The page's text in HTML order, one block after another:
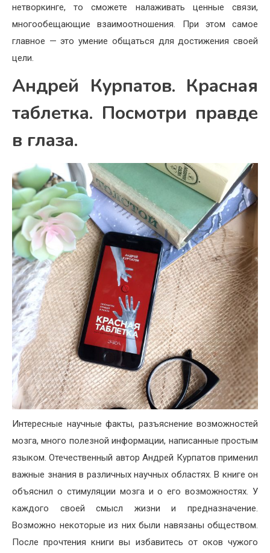
нетворкинге, то сможете налаживать ценные связи,
многообещающие взаимоотношения. При этом самое
главное — это умение общаться для достижения своей
цели.
Андрей Курпатов. Красная
таблетка. Посмотри правде
в глаза.
Интересные научные факты, разъяснение возможностей
мозга, много полезной информации, написанные простым
языком. Отечественный автор Андрей Курпатов применил
важные знания в различных научных областях. В книге он
объяснил о стимуляции мозга и о его возможностях. У
каждого своей смысл жизни и предназначение.
Возможно некоторые из них были навязаны обществом.
После прочтения книги вы избавитесь от оков чужого